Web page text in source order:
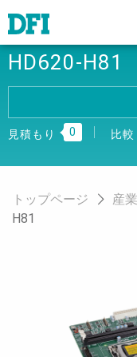
HD620-H81
見積もり 0 比較
トップページ 産
H81